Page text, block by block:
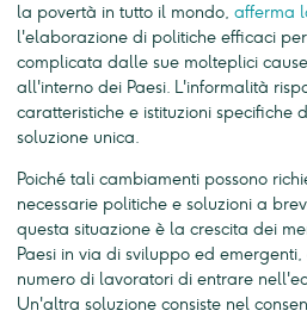
la povertà in tutto il mondo, afferma
l'elaborazione di politiche efficaci
complicata dalle sue molteplici
all'interno dei Paesi. L'informalità
caratteristiche e istituzioni specifiche
soluzione unica.
Poiché tali cambiamenti possono
necessarie politiche e soluzioni a
questa situazione è la crescita dei
Paesi in via di sviluppo ed
numero di lavoratori di entrare
Un'altra soluzione consiste nel